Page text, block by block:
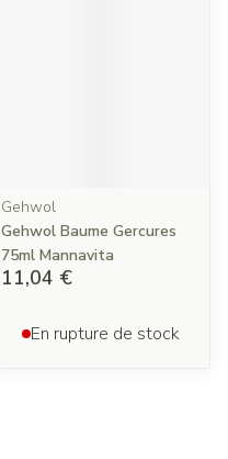
Gehwol
Gehwol Baume Gercures
75ml Mannavita
11,04 €
En rupture de stock